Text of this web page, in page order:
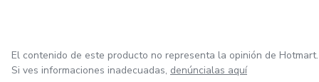
El contenido de este producto no representa la opinión de Hotmart.
Si ves informaciones inadecuadas, denúncialas aquí